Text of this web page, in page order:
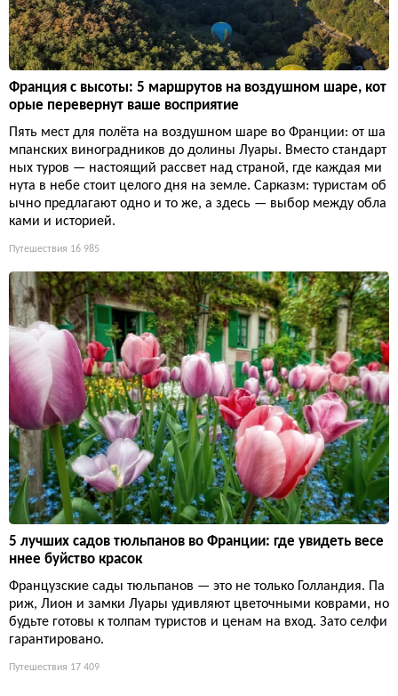
Франция с высоты: 5 маршрутов на воздушном шаре, кот
орые перевернут ваше восприятие
Пять мест для полёта на воздушном шаре во Франции: от ша
мпанских виноградников до долины Луары. Вместо стандарт
ных туров — настоящий рассвет над страной, где каждая ми
нута в небе стоит целого дня на земле. Сарказм: туристам об
ычно предлагают одно и то же, а здесь — выбор между обла
ками и историей.
Путешествия 16 985
5 лучших садов тюльпанов во Франции: где увидеть весе
ннее буйство красок
Французские сады тюльпанов — это не только Голландия. Па
риж, Лион и замки Луары удивляют цветочными коврами, но
будьте готовы к толпам туристов и ценам на вход. Зато селфи
гарантировано.
Путешествия 17 409